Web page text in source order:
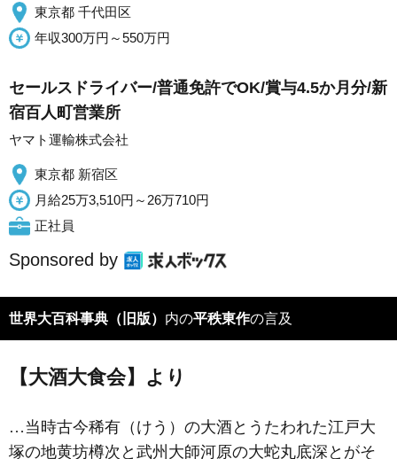
東京都 千代田区
年収300万円～550万円
セールスドライバー/普通免許でOK/賞与4.5か月分/新
宿百人町営業所
ヤマト運輸株式会社
東京都 新宿区
月給25万3,510円～26万710円
正社員
Sponsored by
世界大百科事典（旧版） 内の平秩東作の言及
【大酒大食会】より
…当時古今稀有（けう）の大酒とうたわれた江戸大
塚の地黄坊樽次と武州大師河原の大蛇丸底深とがそ